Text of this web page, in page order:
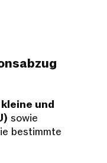
kleine und
sowie
bestimmte